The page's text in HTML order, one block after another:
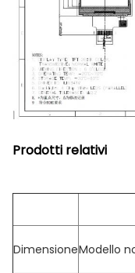
Prodotti relativi
DimensioneModello